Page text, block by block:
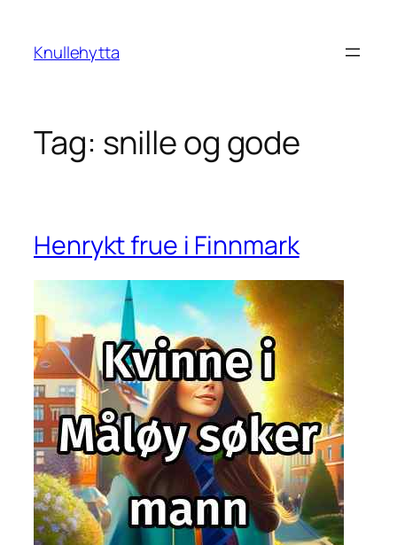
content
Knullehytta
Tag: snille og gode
Henrykt frue i Finnmark